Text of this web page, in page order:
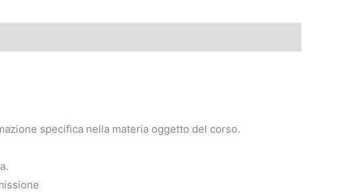
specifica nella materia oggetto del corso.